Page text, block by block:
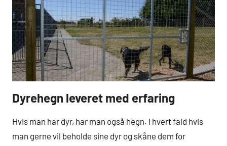
Hobby
Dyrehegn leveret med erfaring
Hvis man har dyr, har man også hegn. I hvert fald hvis
man gerne vil beholde sine dyr og skåne dem for